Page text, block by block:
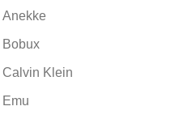
Anekke
Bobux
Calvin Klein
Emu